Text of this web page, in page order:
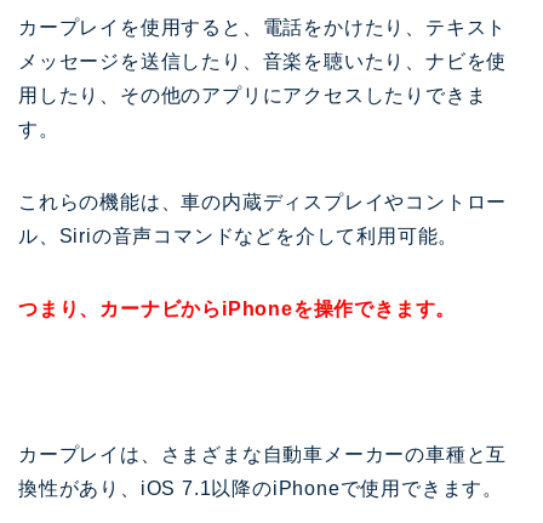
カープレイを使用すると、電話をかけたり、テキスト
メッセージを送信したり、音楽を聴いたり、ナビを使
用したり、その他のアプリにアクセスしたりできま
す。
これらの機能は、車の内蔵ディスプレイやコントロー
ル、Siriの音声コマンドなどを介して利用可能。
つまり、カーナビからiPhoneを操作できます。
カープレイは、さまざまな自動車メーカーの車種と互
換性があり、iOS 7.1以降のiPhoneで使用できます。